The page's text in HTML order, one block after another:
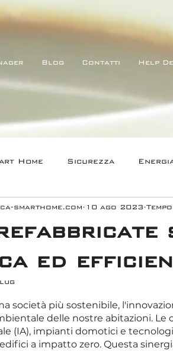
Blog Contatti Help
Home Sicurezza
Audio Video e Home Cinema
ed
smarthome.com 10 ago 2023
stelle su 5.
società più sostenibile,
delle nostre abitazioni. Le
(IA), impianti domotici e
a impatto zero. Questa